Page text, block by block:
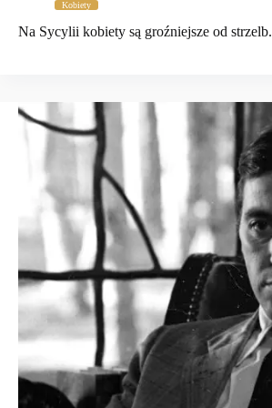
Kobiety
Na Sycylii kobiety są groźniejsze od strzelb.